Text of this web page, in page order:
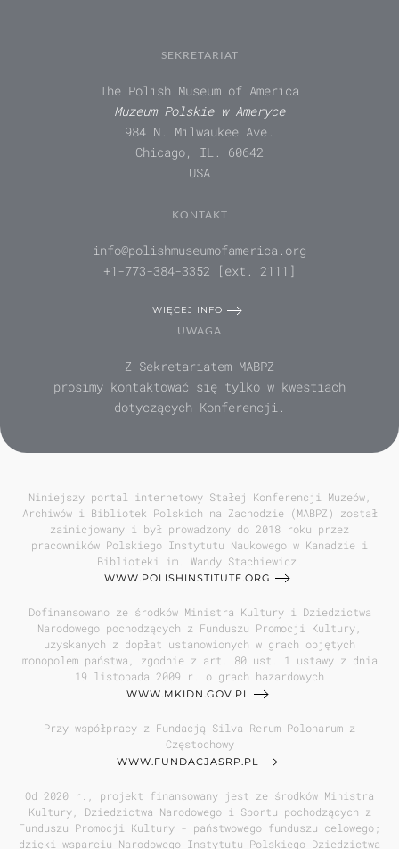
SEKRETARIAT
The Polish Museum of America
Muzeum Polskie w Ameryce
984 N. Milwaukee Ave.
Chicago, IL. 60642
USA
KONTAKT
info@polishmuseumofamerica.org
+1-773-384-3352 [ext. 2111]
WIĘCEJ INFO
UWAGA
Z Sekretariatem MABPZ
prosimy kontaktować się tylko w kwestiach
dotyczących Konferencji.
Niniejszy portal internetowy Stałej Konferencji Muzeów,
Archiwów i Bibliotek Polskich na Zachodzie (MABPZ) został
zainicjowany i był prowadzony do 2018 roku przez
pracowników Polskiego Instytutu Naukowego w Kanadzie i
Biblioteki im. Wandy Stachiewicz.
WWW.POLISHINSTITUTE.ORG
Dofinansowano ze środków Ministra Kultury i Dziedzictwa
Narodowego pochodzących z Funduszu Promocji Kultury,
uzyskanych z dopłat ustanowionych w grach objętych
monopolem państwa, zgodnie z art. 80 ust. 1 ustawy z dnia
19 listopada 2009 r. o grach hazardowych
WWW.MKIDN.GOV.PL
Przy współpracy z Fundacją Silva Rerum Polonarum z
Częstochowy
WWW.FUNDACJASRP.PL
Od 2020 r., projekt finansowany jest ze środków Ministra
Kultury, Dziedzictwa Narodowego i Sportu pochodzących z
Funduszu Promocji Kultury - państwowego funduszu celowego;
dzięki wsparciu Narodowego Instytutu Polskiego Dziedzictwa